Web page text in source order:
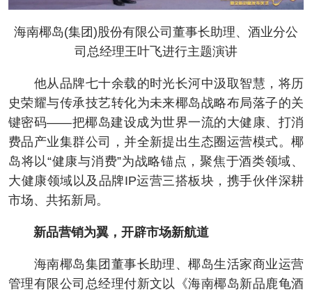
海南椰岛(集团)股份有限公司董事长助理、酒业分公
司总经理王叶飞进行主题演讲
他从品牌七十余载的时光长河中汲取智慧，将历
史荣耀与传承技艺转化为未来椰岛战略布局落子的关
键密码——把椰岛建设成为世界一流的大健康、打消
费品产业集群公司，并全新提出生态圈运营模式。椰
岛将以“健康与消费”为战略锚点，聚焦于酒类领域、
大健康领域以及品牌IP运营三搭板块，携手伙伴深耕
市场、共拓新局。
新品营销为翼，开辟市场新航道
海南椰岛集团董事长助理、椰岛生活家商业运营
管理有限公司总经理付新文以《海南椰岛新品鹿龟酒